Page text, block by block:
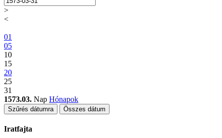
>
<
01
05
10
15
20
25
31
1573.03. Nap Hónapok
Szűrés dátumra Összes dátum
Iratfajta